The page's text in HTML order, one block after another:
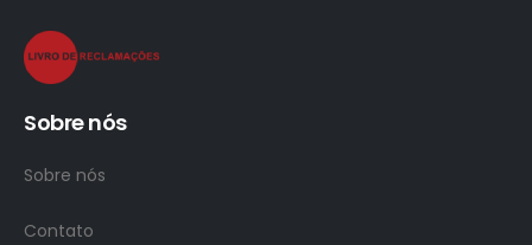
Sobre nós
Sobre nós
Contato